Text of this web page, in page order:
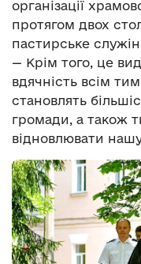
організації
протягом двох
пастирське
— Крім того, це
вдячність всім
становлять
громади, а також
відновлювати